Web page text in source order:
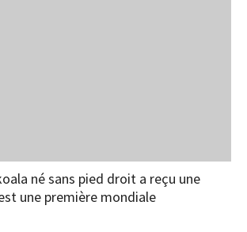
né sans pied droit a reçu une
une première mondiale